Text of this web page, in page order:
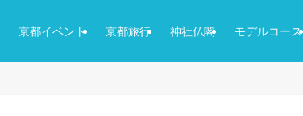
京都イベント 京都旅行 神社仏閣 モデルコース